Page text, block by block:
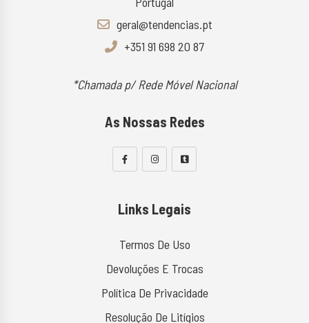
geral@tendencias.pt
+351 91 698 20 87
*Chamada p/ Rede Móvel Nacional
As Nossas Redes
Links Legais
Termos De Uso
Devoluções E Trocas
Política De Privacidade
Resolução De Litígios